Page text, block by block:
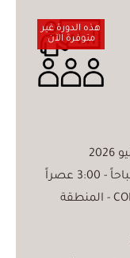
هذه الدورة غير
متوفرة الآن
شركة CODED - المنطقة